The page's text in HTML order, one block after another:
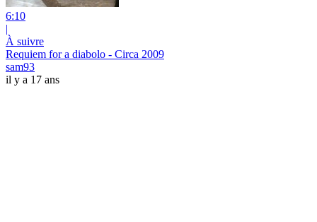
6:10
|
À suivre
Requiem for a diabolo - Circa 2009
sam93
il y a 17 ans